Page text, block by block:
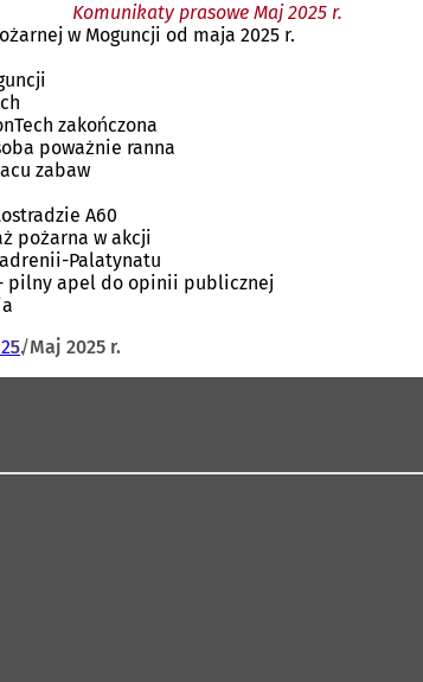
Komunikaty prasowe Maj 2025 r.
w Moguncji od maja 2025 r.
zakończona
poważnie ranna
zabaw
A60
pożarna w akcji
Palatynatu
- pilny apel do opinii publicznej
Maj 2025 r.